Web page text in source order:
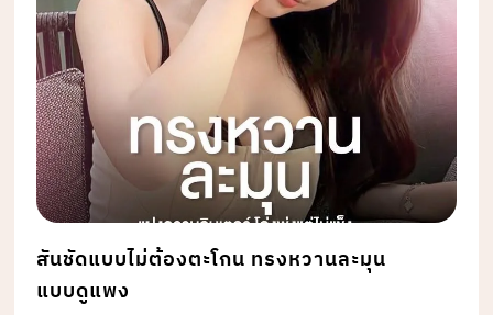
สันชัดแบบไม่ต้องตะโกน ทรงหวานละมุน
แบบดูแพง